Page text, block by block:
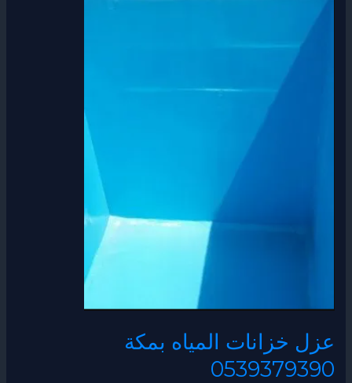
عزل خزانات المياه بمكة
0539379390